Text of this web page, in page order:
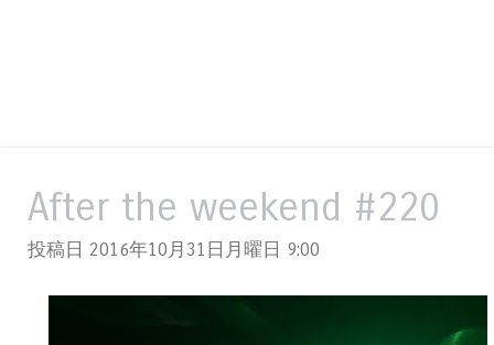
After the weekend #220
投稿日 2016年10月31日月曜日 9:00